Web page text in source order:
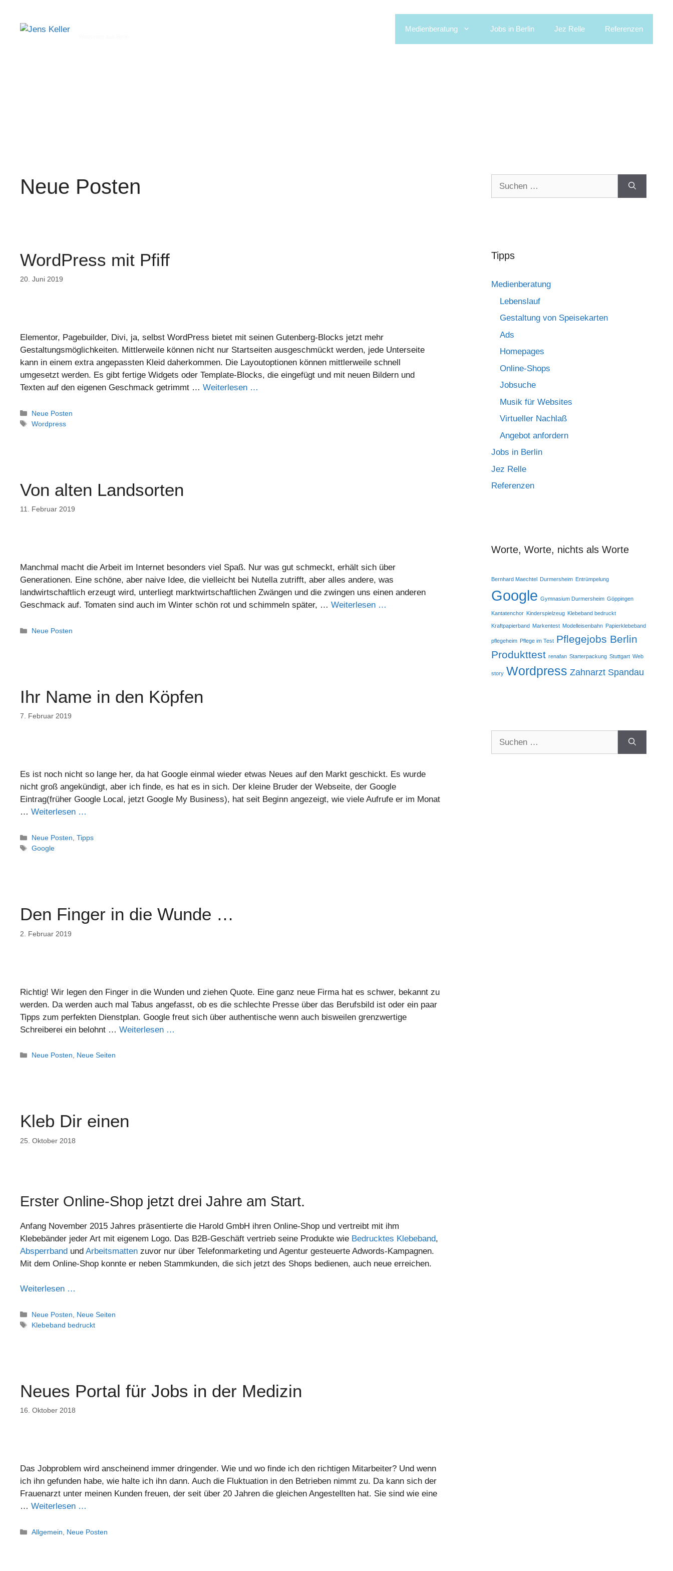
Medienberatung Jobs in Berlin Jez Relle Referenzen
Neue Posten
WordPress mit Pfiff
20. Juni 2019
Elementor, Pagebuilder, Divi, ja, selbst WordPress bietet mit seinen Gutenberg-Blocks jetzt mehr
Gestaltungsmöglichkeiten. Mittlerweile können nicht nur Startseiten ausgeschmückt werden, jede Unterseite
kann in einem extra angepassten Kleid daherkommen. Die Layoutoptionen können mittlerweile schnell
umgesetzt werden. Es gibt fertige Widgets oder Template-Blocks, die eingefügt und mit neuen Bildern und
Texten auf den eigenen Geschmack getrimmt … Weiterlesen …
Neue Posten
Wordpress
Von alten Landsorten
11. Februar 2019
Manchmal macht die Arbeit im Internet besonders viel Spaß. Nur was gut schmeckt, erhält sich über
Generationen. Eine schöne, aber naive Idee, die vielleicht bei Nutella zutrifft, aber alles andere, was
landwirtschaftlich erzeugt wird, unterliegt marktwirtschaftlichen Zwängen und die zwingen uns einen anderen
Geschmack auf. Tomaten sind auch im Winter schön rot und schimmeln später, … Weiterlesen …
Neue Posten
Ihr Name in den Köpfen
7. Februar 2019
Es ist noch nicht so lange her, da hat Google einmal wieder etwas Neues auf den Markt geschickt. Es wurde
nicht groß angekündigt, aber ich finde, es hat es in sich. Der kleine Bruder der Webseite, der Google
Eintrag(früher Google Local, jetzt Google My Business), hat seit Beginn angezeigt, wie viele Aufrufe er im Monat
… Weiterlesen …
Neue Posten,Tipps
Google
Den Finger in die Wunde …
2. Februar 2019
Richtig! Wir legen den Finger in die Wunden und ziehen Quote. Eine ganz neue Firma hat es schwer, bekannt zu
werden. Da werden auch mal Tabus angefasst, ob es die schlechte Presse über das Berufsbild ist oder ein paar
Tipps zum perfekten Dienstplan. Google freut sich über authentische wenn auch bisweilen grenzwertige
Schreiberei ein belohnt … Weiterlesen …
Neue Posten, Neue Seiten
Kleb Dir einen
25. Oktober 2018
Erster Online-Shop jetzt drei Jahre am Start.
Anfang November 2015 Jahres präsentierte die Harold GmbH ihren Online-Shop und vertreibt mit ihm
Klebebänder jeder Art mit eigenem Logo. Das B2B-Geschäft vertrieb seine Produkte wie Bedrucktes Klebeband,
Absperrband und Arbeitsmatten zuvor nur über Telefonmarketing und Agentur gesteuerte Adwords-Kampagnen.
Mit dem Online-Shop konnte er neben Stammkunden, die sich jetzt des Shops bedienen, auch neue erreichen.
Weiterlesen …
Neue Posten
Neue Seiten
Klebeband bedruckt
Neues Portal für Jobs in der Medizin
16. Oktober 2018
Das Jobproblem wird anscheinend immer dringender. Wie und wo finde ich den richtigen Mitarbeiter? Und wenn
ich ihn gefunden habe, wie halte ich ihn dann. Auch die Fluktuation in den Betrieben nimmt zu. Da kann sich der
Frauenarzt unter meinen Kunden freuen, der seit über 20 Jahren die gleichen Angestellten hat. Sie sind wie eine
… Weiterlesen …
Allgemein Neue Posten
Tipps
Medienberatung
Lebenslauf
Gestaltung von Speisekarten
Ads
Homepages
Online-Shops
Jobsuche
Musik für Websites
Virtueller Nachlaß
Angebot anfordern
Jobs in Berlin
Jez Relle
Referenzen
Worte, Worte, nichts als Worte
Bernhard Maechtel Durmersheim Entrümpelung
Google Gymnasium Durmersheim Göppingen
Kantatenchor Kinderspielzeug Klebeband bedruckt
Kraftpapierband Markentest Modelleisenbahn Papierklebeband
pflegeheim Pflege im Test Pflegejobs Berlin
Produkttest renafan Starterpackung Stuttgart Web
story Wordpress Zahnarzt Spandau